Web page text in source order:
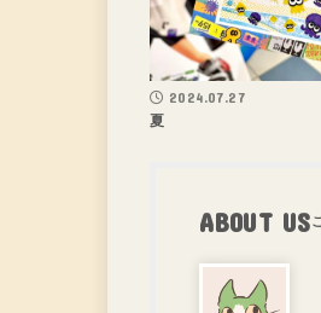
2024.07.27
夏
ABOUT US